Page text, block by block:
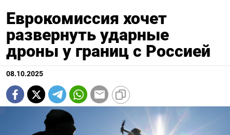
Еврокомиссия хочет
развернуть ударные
дроны у границ с Россией
08.10.2025